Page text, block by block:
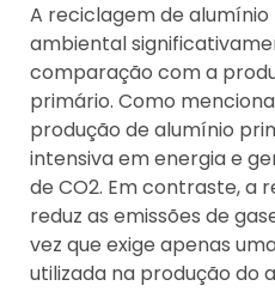
A reciclagem de
ambiental
comparação com a
primário. Como
produção de alumínio
intensiva em energia e
de CO2. Em contraste, a
reduz as emissões de
vez que exige apenas
utilizada na produção do